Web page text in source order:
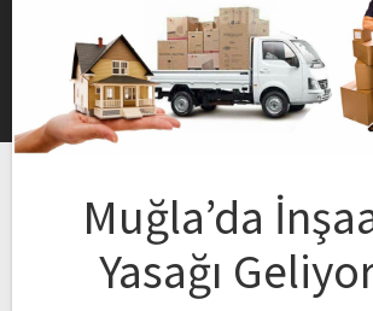
Muğla’da
Yasağı